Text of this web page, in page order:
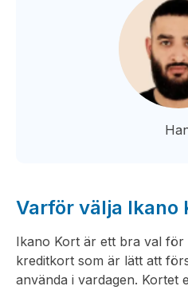
Varför välja Ikano
Ikano Kort är ett bra val för
kreditkort som är lätt att
använda i vardagen. Kortet